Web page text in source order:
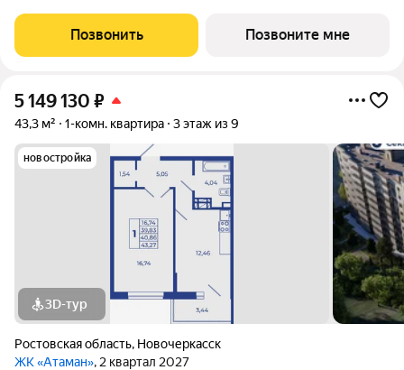
территории организовано озеленение, детские и спортивные
площадки с зонами для отдыха. Рядом
Позвонить Позвоните мне
5 149 130 ₽
43,3 м² 1-комн. квартира 3 этаж из 9
новостройка
3D-тур
Ростовская область, Новочеркасск
ЖК «Атаман», 2 квартал 2027